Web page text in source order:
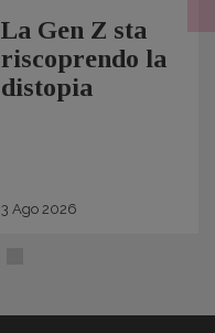
La Gen Z sta
riscoprendo la
distopia
3 Ago 2026